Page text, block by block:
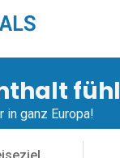
in ganz Europa!